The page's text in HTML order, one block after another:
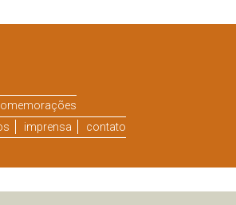
imprensa contato